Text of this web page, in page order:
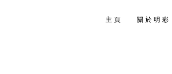
主 頁 關 於 明 彩